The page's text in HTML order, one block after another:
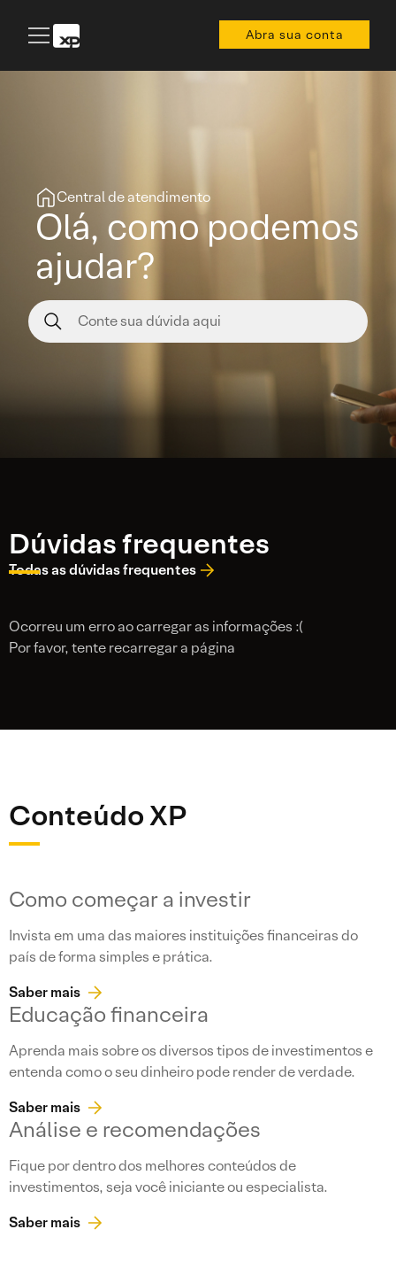
Abra sua conta
Central de atendimento
Olá, como podemos
ajudar?
Dúvidas frequentes
Todas as dúvidas frequentes
Ocorreu um erro ao carregar as informações :(
Por favor, tente recarregar a página
Conteúdo XP
Como começar a investir
Invista em uma das maiores instituições financeiras do
país de forma simples e prática.
Saber mais
Educação financeira
Aprenda mais sobre os diversos tipos de investimentos e
entenda como o seu dinheiro pode render de verdade.
Saber mais
Análise e recomendações
Fique por dentro dos melhores conteúdos de
investimentos, seja você iniciante ou especialista.
Saber mais